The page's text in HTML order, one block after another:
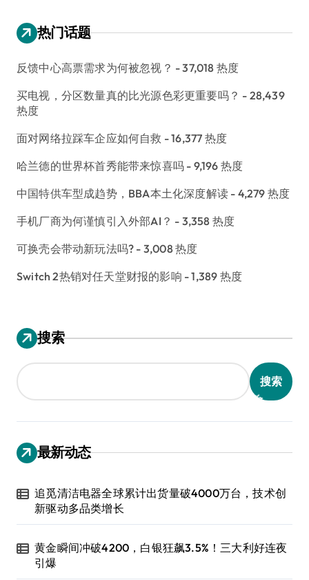
热门话题
反馈中心高票需求为何被忽视？ - 37,018 热度
买电视，分区数量真的比光源色彩更重要吗？ - 28,439
热度
面对网络拉踩车企应如何自救 - 16,377 热度
哈兰德的世界杯首秀能带来惊喜吗 - 9,196 热度
中国特供车型成趋势，BBA本土化深度解读 - 4,279 热度
手机厂商为何谨慎引入外部AI？ - 3,358 热度
可换壳会带动新玩法吗? - 3,008 热度
Switch 2热销对任天堂财报的影响 - 1,389 热度
搜索
搜索
最新动态
追觅清洁电器全球累计出货量破4000万台，技术创
新驱动多品类增长
黄金瞬间冲破4200，白银狂飙3.5%！三大利好连夜
引爆